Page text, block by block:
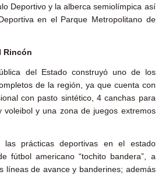
Deportivo y la alberca semiolímpica así
en el Parque Metropolitano de
Rincón
del Estado construyó uno de los
de la región, ya que cuenta con
con pasto sintético, 4 canchas para
voleibol y una zona de juegos extremos
las prácticas deportivas en el estado
fútbol americano “tochito bandera”, a
líneas de avance y banderines; además